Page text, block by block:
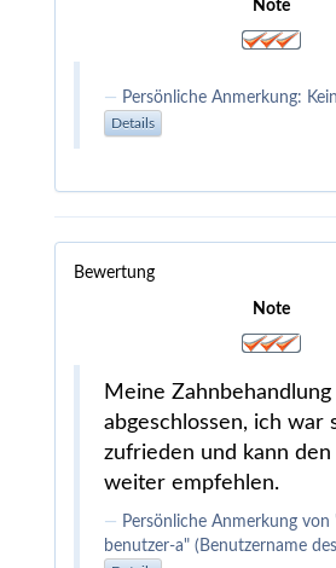
Note
Persönliche Anmerkung:
Details
Bewertung
Note
Meine Zahnbehandlung
abgeschlossen, ich war
zufrieden und kann
weiter empfehlen.
Persönliche Anmerkung
benutzer-a" (Benutzername